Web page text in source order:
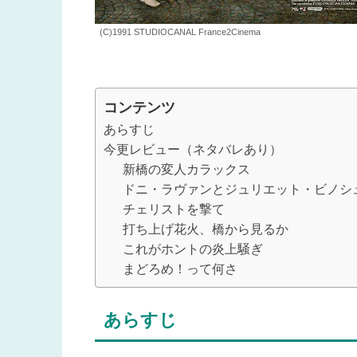
(C)1991 STUDIOCANAL France2Cinema
コンテンツ
あらすじ
今更レビュー（ネタバレあり）
新橋の変人カラックス
ドニ・ラヴァンとジュリエット・ビノシ
チェリストを撃て
打ち上げ花火、橋から見るか
これがホントの炎上騒ぎ
まどろめ！って何さ
あらすじ